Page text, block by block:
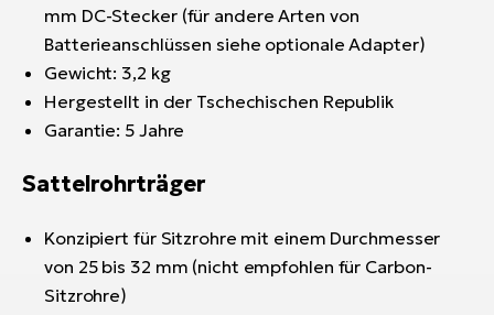
mm DC-Stecker (für andere Arten von
Batterieanschlüssen siehe optionale Adapter)
Gewicht: 3,2 kg
Hergestellt in der Tschechischen Republik
Garantie: 5 Jahre
Sattelrohrträger
Konzipiert für Sitzrohre mit einem Durchmesser
von 25 bis 32 mm (nicht empfohlen für Carbon-
Sitzrohre)